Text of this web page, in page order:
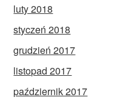
luty 2018
styczeń 2018
grudzień 2017
listopad 2017
październik 2017